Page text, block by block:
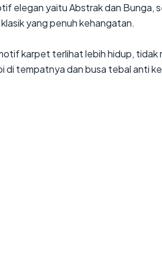
elegan yaitu Abstrak dan Bunga,
yang penuh kehangatan.
karpet terlihat lebih hidup,
di tempatnya dan busa tebal anti